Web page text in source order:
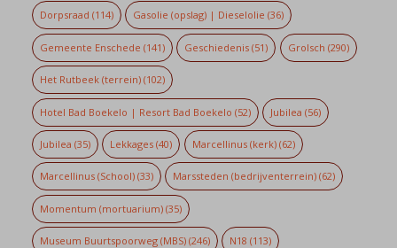
Dorpsraad (114) Gasolie (opslag) | Dieselolie (36)
Gemeente Enschede (141) Geschiedenis (51) Grolsch (290)
Het Rutbeek (terrein)(102)
Hotel Bad Boekelo | Resort Bad Boekelo (52) Jubilea (56)
Jubilea (35) Lekkages (40) Marcellinus (kerk)(62)
Marcellinus (School)(33) Marssteden (bedrijventerrein) (62)
Momentum (mortuarium)(35)
Museum Buurtspoorweg (MBS)(246) N18 (113)